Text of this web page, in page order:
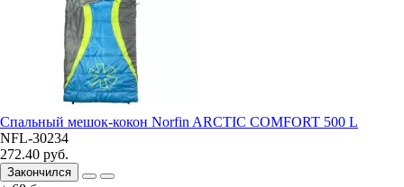
Спальный мешок-кокон Norfin ARCTIC COMFORT 500 L
NFL-30234
272.40 руб.
Закончился